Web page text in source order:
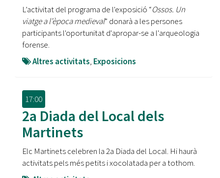
L’activitat del programa de l'exposició “Ossos. Un
viatge a l’època medieval” donarà a les persones
participants l'oportunitat d'apropar-se a l'arqueologia
forense.
Altres activitats, Exposicions
17:00
2a Diada del Local dels
Martinets
Elc Martinets celebren la 2a Diada del Local. Hi haurà
activitats pels més petits i xocolatada per a tothom.